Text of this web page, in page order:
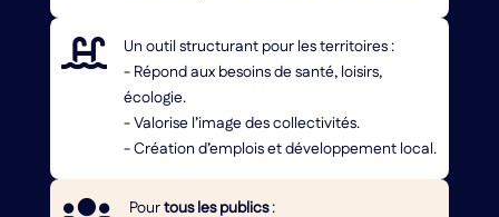

Un outil structurant pour les territoires :
- Répond aux besoins de santé, loisirs,
écologie.
- Valorise l’image des collectivités.
- Création d’emplois et développement local.
Pourtous les publics: